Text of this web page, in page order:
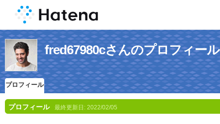
fred67980cさんのプロフィール
プロフィール
プロフィール 最終更新日: 2022/02/05